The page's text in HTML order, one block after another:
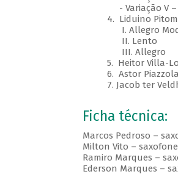
- Variação V –
4. Liduino
I. Allegro
II. Lento
III. Allegro
5. Heitor Villa-
6. Astor Piazzola
7. Jacob ter
Ficha técnica:
Marcos Pedroso –
Milton Vito –
Ramiro Marques –
Ederson Marques –